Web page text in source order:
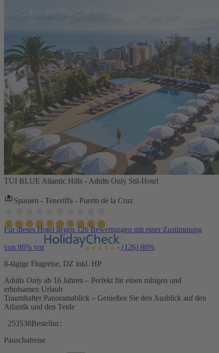
TUI BLUE Atlantic Hills - Adults Only Stil-Hotel
Spanien - Teneriffa - Puerto de la Cruz
Für dieses Hotel liegen 126 Bewertungen mit einer Zustimmung
von 86% vor (126) 86%
8-tägige Flugreise, DZ inkl. HP
Adults Only ab 16 Jahren – Perfekt für einen ruhigen und
erholsamen Urlaub
Traumhafter Panoramablick – Genießen Sie den Ausblick auf den
Atlantik und den Teide
253538Bestellnr.:
Pauschalreise